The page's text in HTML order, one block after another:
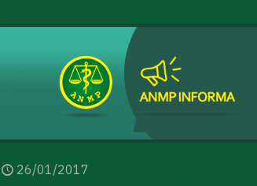
26/01/2017